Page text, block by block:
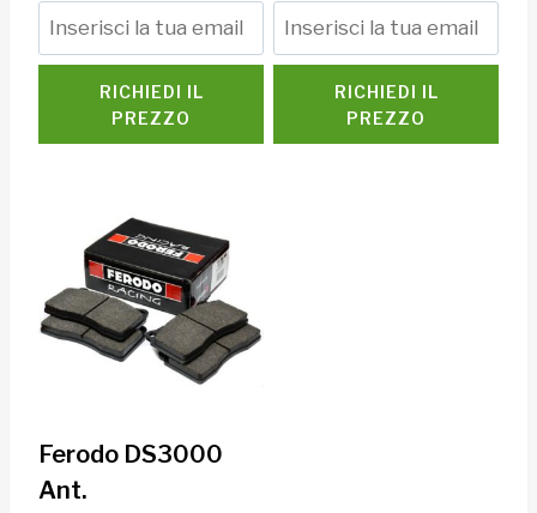
RICHIEDI IL
PREZZO
RICHIEDI IL
PREZZO
Ferodo DS3000
Ant.